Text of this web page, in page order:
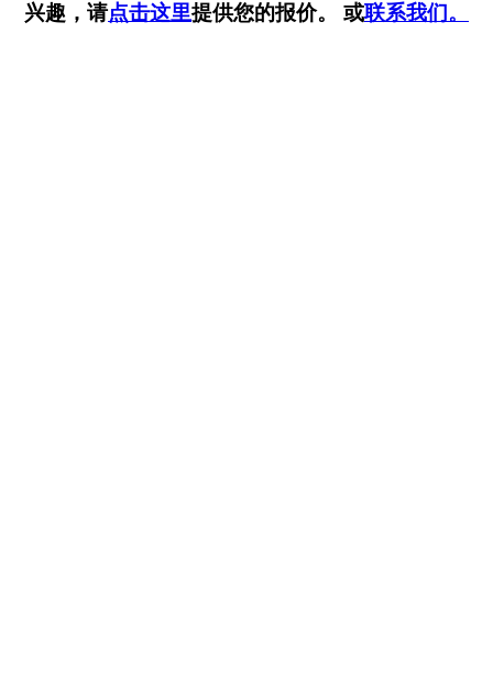
兴趣，请点击这里提供您的报价。 或联系我们。